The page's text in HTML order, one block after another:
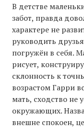
В детстве
забот, правда
характере не
руководить
погружён в себя.
рисует,
склонность к
возрастом Гарри
мать, сходство не
окружающих.
внешне спокоен,